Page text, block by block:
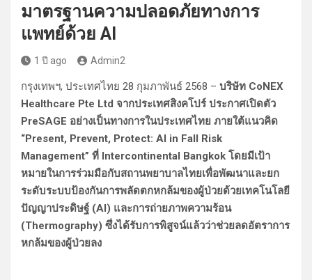
มาตรฐานความปลอดภัยทางการ
แพทย์ด้วย AI
1 ปี ago Admin2
กรุงเทพฯ, ประเทศไทย 28 กุมภาพันธ์ 2568 – บริษัท CoNEX
Healthcare Pte Ltd จากประเทศสิงคโปร์ ประกาศเปิดตัว
PreSAGE อย่างเป็นทางการในประเทศไทย ภายใต้แนวคิด
“Present, Prevent, Protect: AI in Fall Risk
Management” ที่ Intercontinental Bangkok โดยมีเป้า
หมายในการร่วมมือกับสถานพยาบาลไทยเพื่อพัฒนาและยก
ระดับระบบป้องกันการพลัดตกหกล้มของผู้ป่วยด้วยเทคโนโลยี
ปัญญาประดิษฐ์ (AI) และการถ่ายภาพความร้อน
(Thermography) ซึ่งได้รับการพิสูจน์แล้วว่าช่วยลดอัตราการ
หกล้มของผู้ป่วยลง